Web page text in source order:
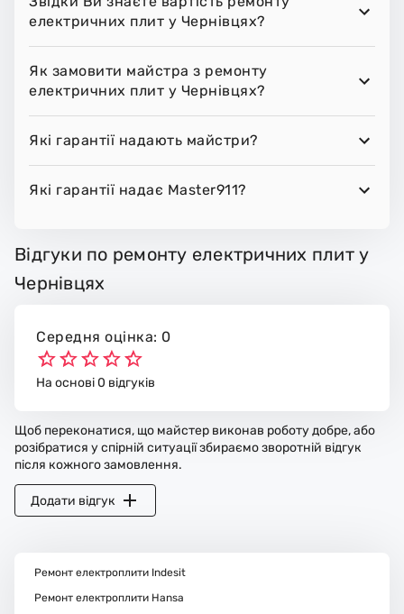
електричних плит у Чернівцях?
Як замовити майстра з ремонту
електричних плит у Чернівцях?
Які гарантії надають майстри?
Які гарантії надає Master911?
Відгуки по ремонту електричних плит у
Чернівцях
Середня оцінка: 0
На основі 0 відгуків
Щоб переконатися, що майстер виконав роботу добре, або
розібратися у спірній ситуації збираємо зворотній відгук
після кожного замовлення.
Додати відгук
Ремонт електроплити Indesit
Ремонт електроплити Hansa